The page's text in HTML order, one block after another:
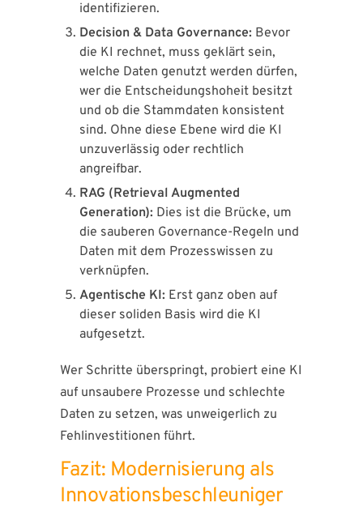
identifizieren.
Decision & Data Governance: Bevor
die KI rechnet, muss geklärt sein,
welche Daten genutzt werden dürfen,
wer die Entscheidungshoheit besitzt
und ob die Stammdaten konsistent
sind. Ohne diese Ebene wird die KI
unzuverlässig oder rechtlich
angreifbar.
RAG (Retrieval Augmented
Generation): Dies ist die Brücke, um
die sauberen Governance-Regeln und
Daten mit dem Prozesswissen zu
verknüpfen.
Agentische KI: Erst ganz oben auf
dieser soliden Basis wird die KI
aufgesetzt.
Wer Schritte überspringt, probiert eine KI
auf unsaubere Prozesse und schlechte
Daten zu setzen, was unweigerlich zu
Fehlinvestitionen führt.
Fazit: Modernisierung als
Innovationsbeschleuniger